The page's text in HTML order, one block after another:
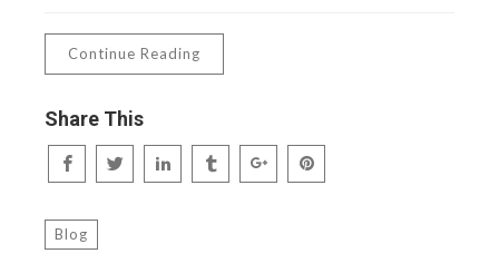
Continue Reading
Share This
Blog